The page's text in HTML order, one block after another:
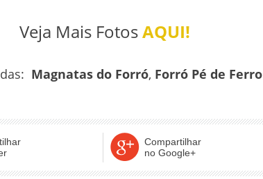
Veja Mais FotosAQUI!
Magnatas do Forró, Forró Pé de Ferro
Compartilhar
no Google+